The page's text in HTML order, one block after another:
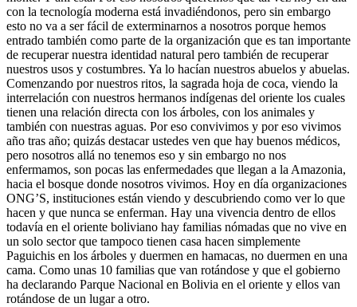
con la tecnología moderna está invadiéndonos, pero sin embargo
esto no va a ser fácil de exterminarnos a nosotros porque hemos
entrado también como parte de la organización que es tan importante
de recuperar nuestra identidad natural pero también de recuperar
nuestros usos y costumbres. Ya lo hacían nuestros abuelos y abuelas.
Comenzando por nuestros ritos, la sagrada hoja de coca, viendo la
interrelación con nuestros hermanos indígenas del oriente los cuales
tienen una relación directa con los árboles, con los animales y
también con nuestras aguas. Por eso convivimos y por eso vivimos
año tras año; quizás destacar ustedes ven que hay buenos médicos,
pero nosotros allá no tenemos eso y sin embargo no nos
enfermamos, son pocas las enfermedades que llegan a la Amazonia,
hacia el bosque donde nosotros vivimos. Hoy en día organizaciones
ONG’S, instituciones están viendo y descubriendo como ver lo que
hacen y que nunca se enferman. Hay una vivencia dentro de ellos
todavía en el oriente boliviano hay familias nómadas que no vive en
un solo sector que tampoco tienen casa hacen simplemente
Paguichis en los árboles y duermen en hamacas, no duermen en una
cama. Como unas 10 familias que van rotándose y que el gobierno
ha declarando Parque Nacional en Bolivia en el oriente y ellos van
rotándose de un lugar a otro.